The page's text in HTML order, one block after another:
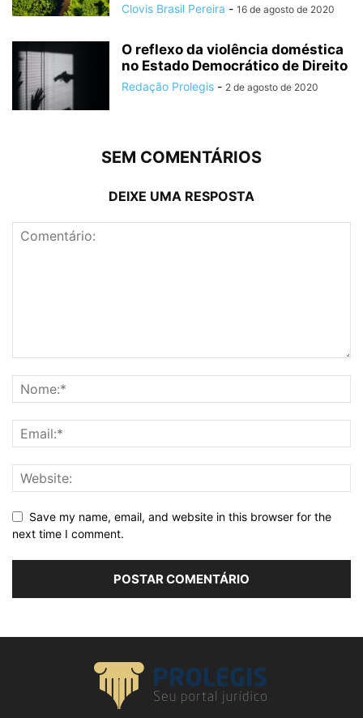
Clovis Brasil Pereira - 16 de agosto de 2020
O reflexo da violência doméstica
no Estado Democrático de Direito
Redação Prolegis - 2 de agosto de 2020
SEM COMENTÁRIOS
DEIXE UMA RESPOSTA
Save my name, email, and website in this browser for the
next time I comment.